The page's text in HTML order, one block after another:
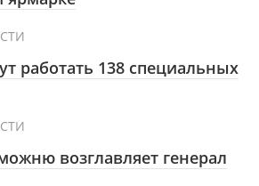
работать 138 специальных
возглавляет генерал